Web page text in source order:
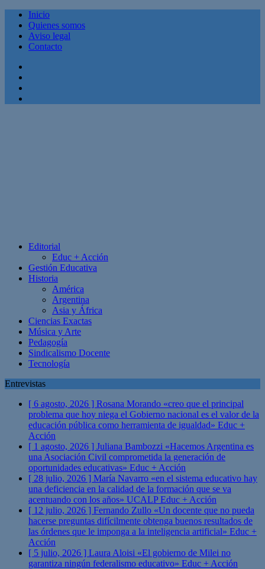
Inicio
Quienes somos
Aviso legal
Contacto
Editorial
Educ + Acción
Gestión Educativa
Historia
América
Argentina
Asia y África
Ciencias Exactas
Música y Arte
Pedagogía
Sindicalismo Docente
Tecnología
Entrevistas
[ 6 agosto, 2026 ] Rosana Morando «creo que el principal
problema que hoy niega el Gobierno nacional es el valor de la
educación pública como herramienta de igualdad» Educ +
Acción
[ 1 agosto, 2026 ] Juliana Bambozzi «Hacemos Argentina es
una Asociación Civil comprometida la generación de
oportunidades educativas» Educ + Acción
[ 28 julio, 2026 ] María Navarro «en el sistema educativo hay
una deficiencia en la calidad de la formación que se va
acentuando con los años» UCALPEduc + Acción
[ 12 julio, 2026 ] Fernando Zullo «Un docente que no pueda
hacerse preguntas difícilmente obtenga buenos resultados de
las órdenes que le imponga a la inteligencia artificial» Educ +
Acción
[ 5 julio, 2026 ] Laura Aloisi «El gobierno de Milei no
garantiza ningún federalismo educativo» Educ + Acción